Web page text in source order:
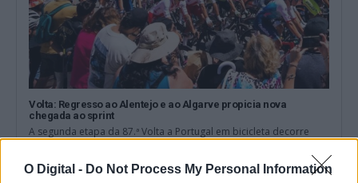
O Digital - Do Not Process My Personal Information
Volta: Regresso ao Alentejo e ao Algarve propicia nova
chegada ao sprint
A segunda etapa da 87.ª Volta a Portugal em bicicleta decorre
hoje entre Sines...
7 Agosto, 2026 - 09:53